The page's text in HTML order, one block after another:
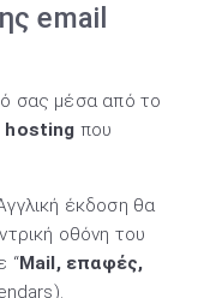
email
σας μέσα από το
hosting που
έκδοση θα
οθόνη του
“Mail, επαφές,